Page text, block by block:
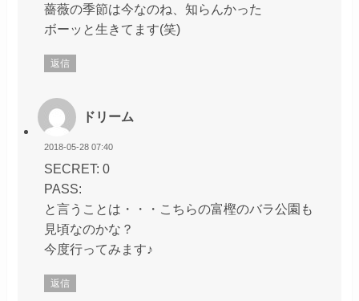
薔薇の季節は今なのね、知らんかった
ボーッと生きてます(笑)
返信
ドリーム
2018-05-28 07:40
SECRET: 0
PASS:
と言うことは・・・こちらの富樫のバラ公園も
見頃なのかな？
今度行ってみます♪
返信